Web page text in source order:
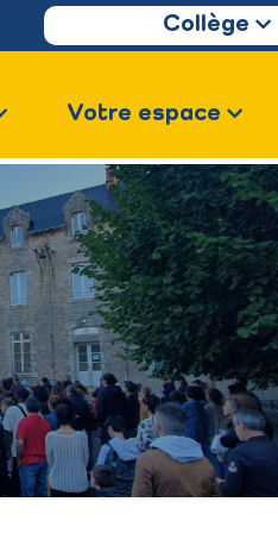
Collège
Votre espace